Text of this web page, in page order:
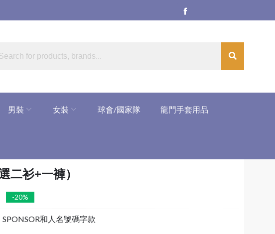
男裝 女裝 球會/國家隊 龍門手套用品
二衫+一褲）
-20%
和人名號碼字款